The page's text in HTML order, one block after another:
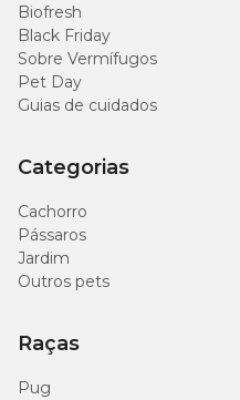
Biofresh
Black Friday
Sobre Vermífugos
Pet Day
Guias de cuidados
Categorias
Cachorro
Pássaros
Jardim
Outros pets
Raças
Pug